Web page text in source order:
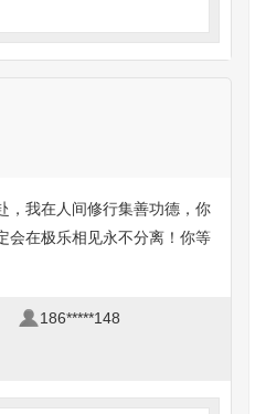
，我在人间修行集善功德，你
会在极乐相见永不分离！你等
186*****148